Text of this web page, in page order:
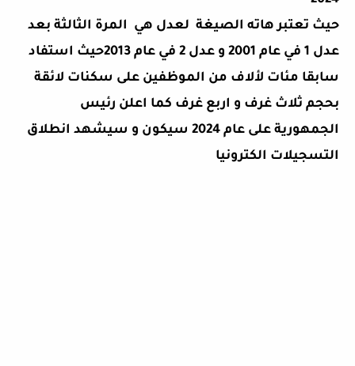
حيث تعتبر هاته الصيغة لعدل هي المرة الثالثة بعد
عدل 1 في عام 2001 و عدل 2 في عام 2013حيث استفاد
سابقا مئات لألاف من الموظفين على سكنات لائقة
بحجم ثلاث غرف و اربع غرف كما اعلن رئيس
الجمهورية على عام 2024 سيكون و سيشهد انطلاق
التسجيلات الكترونيا